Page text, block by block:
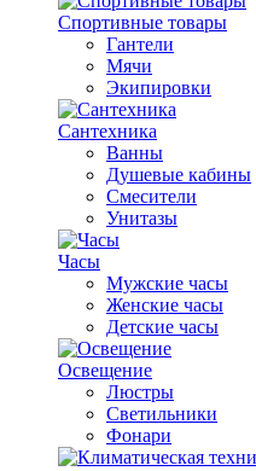
Спортивные товары
Гантели
Мячи
Экипировки
Сантехника
Ванны
Душевые кабины
Смесители
Унитазы
Часы
Мужские часы
Женские часы
Детские часы
Освещение
Люстры
Светильники
Фонари